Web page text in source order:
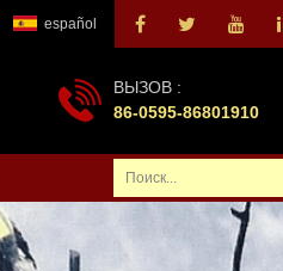
español
ВЫЗОВ :
86-0595-86801910